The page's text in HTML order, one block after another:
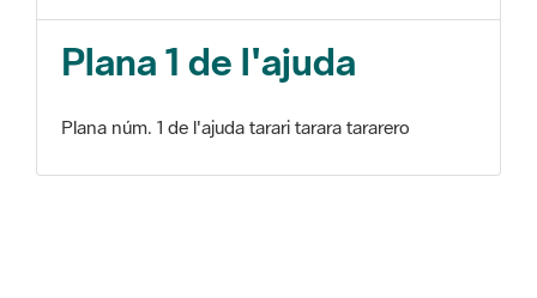
Plana 1 de l'ajuda
Plana núm. 1 de l'ajuda tarari tarara tararero